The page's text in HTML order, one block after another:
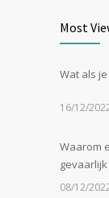
Most
Wat als
16/12/
Waarom
gevaarlijk
08/12/